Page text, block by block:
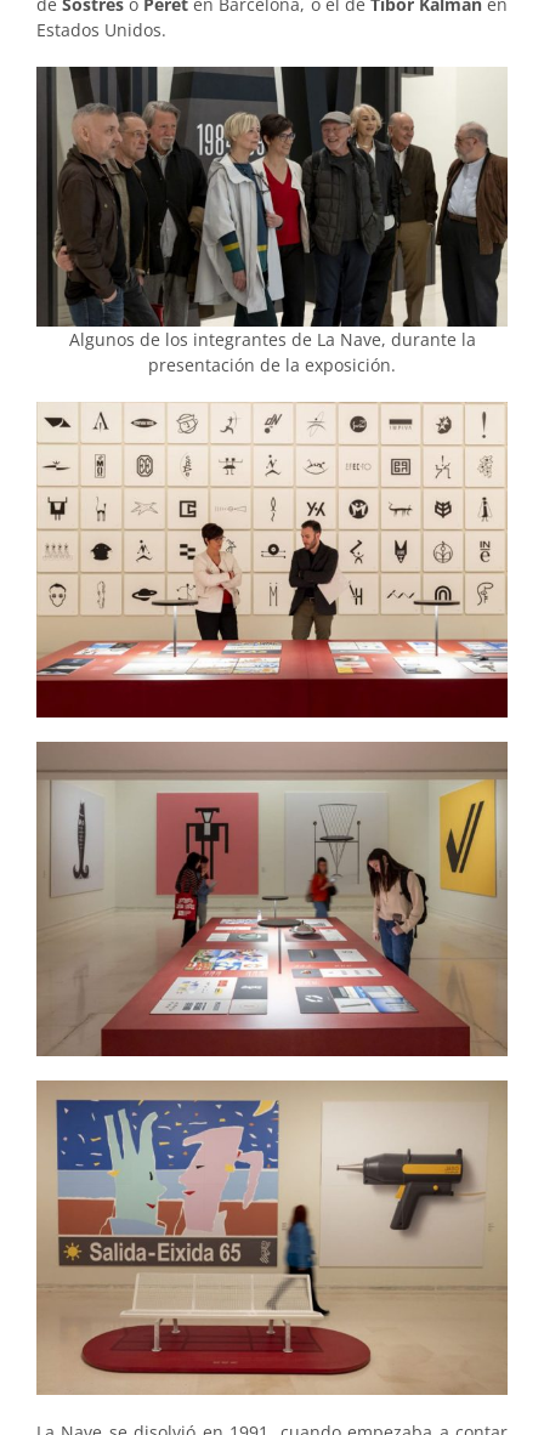
deSostres o Peret en Barcelona, o el de Tibor Kalmanen
Estados Unidos.
Algunos de los integrantes de La Nave, durante la
presentación de la exposición.